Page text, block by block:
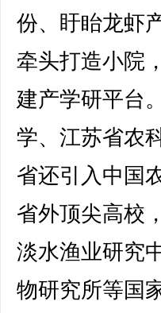
份、盱眙龙虾
牵头打造小院
建产学研平台
学、江苏省农
省还引入中国
省外顶尖高校
淡水渔业研究
物研究所等国